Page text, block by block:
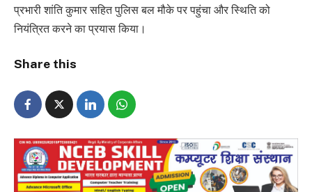
प्रभारी शांति कुमार सहित पुलिस बल मौके पर पहुंचा और स्थिति को
नियंत्रित करने का प्रयास किया।
Share this